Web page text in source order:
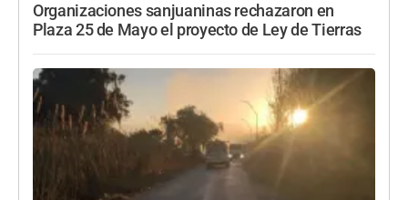
Organizaciones sanjuaninas rechazaron en
Plaza 25 de Mayo el proyecto de Ley de Tierras